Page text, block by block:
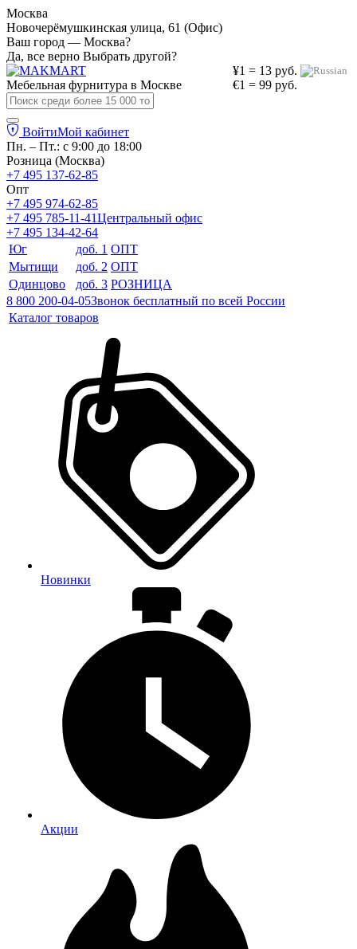
Москва
Новочерёмушкинская улица, 61 (Офис)
Ваш город — Москва?
Да, все верно Выбрать другой?
¥1 = 13 руб.
€1 = 99 руб.
Мебельная фурнитура в Москве
ВойтиМой кабинет
Пн. – Пт.: с 9:00 до 18:00
Розница (Москва)
+7 495 137-62-85
Опт
+7 495 974-62-85
+7 495 785-11-41Центральный офис
+7 495 134-42-64
Юг
доб. 1 ОПТ
Мытищи
доб. 2 ОПТ
Одинцово
доб. 3 РОЗНИЦА
8 800 200-04-05Звонок бесплатный по всей России
Каталог товаров
Новинки
Акции